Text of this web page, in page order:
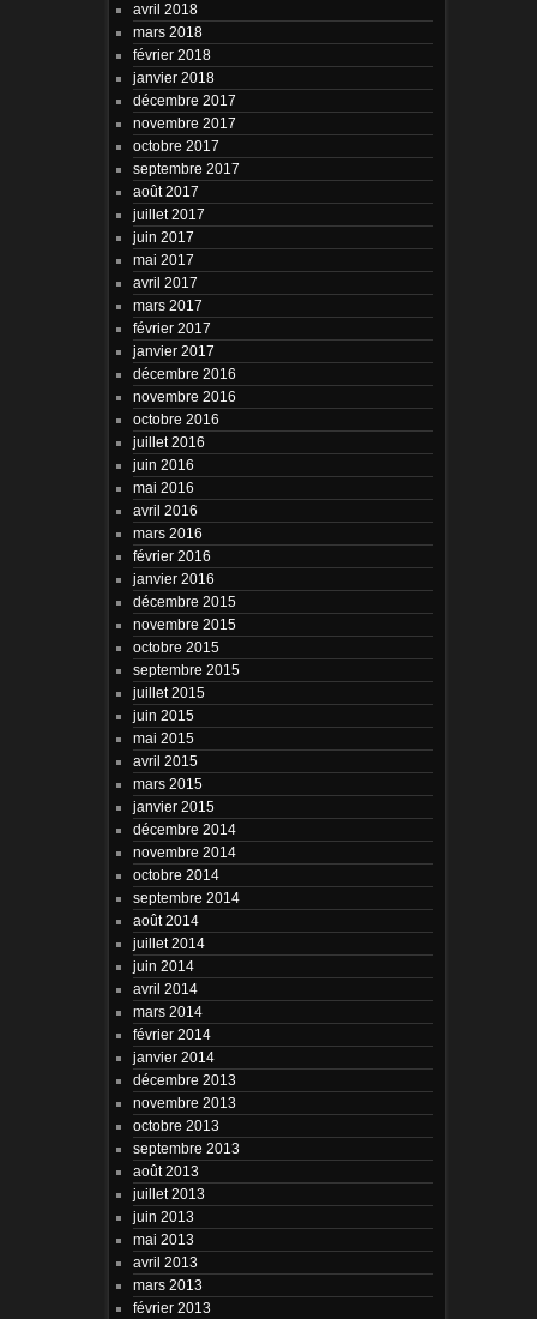
avril 2018
mars 2018
février 2018
janvier 2018
décembre 2017
novembre 2017
octobre 2017
septembre 2017
août 2017
juillet 2017
juin 2017
mai 2017
avril 2017
mars 2017
février 2017
janvier 2017
décembre 2016
novembre 2016
octobre 2016
juillet 2016
juin 2016
mai 2016
avril 2016
mars 2016
février 2016
janvier 2016
décembre 2015
novembre 2015
octobre 2015
septembre 2015
juillet 2015
juin 2015
mai 2015
avril 2015
mars 2015
janvier 2015
décembre 2014
novembre 2014
octobre 2014
septembre 2014
août 2014
juillet 2014
juin 2014
avril 2014
mars 2014
février 2014
janvier 2014
décembre 2013
novembre 2013
octobre 2013
septembre 2013
août 2013
juillet 2013
juin 2013
mai 2013
avril 2013
mars 2013
février 2013